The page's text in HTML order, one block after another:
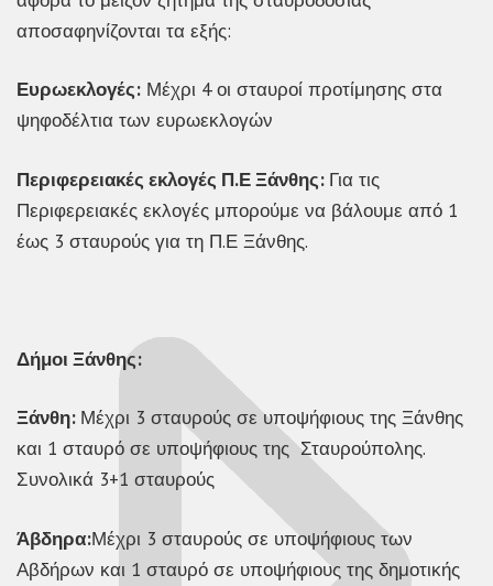
αποσαφηνίζονται τα εξής:
Ευρωεκλογές: Μέχρι 4 οι σταυροί προτίμησης στα
ψηφοδέλτια των ευρωεκλογών
Περιφερειακές εκλογές Π.Ε Ξάνθης: Για τις
Περιφερειακές εκλογές μπορούμε να βάλουμε από 1
έως 3 σταυρούς για τη Π.Ε Ξάνθης.
Δήμοι Ξάνθης:
Ξάνθη: Μέχρι 3 σταυρούς σε υποψήφιους της Ξάνθης
και 1 σταυρό σε υποψήφιους της Σταυρούπολης.
Συνολικά 3+1 σταυρούς
Άβδηρα:Μέχρι 3 σταυρούς σε υποψήφιους των
Αβδήρων και 1 σταυρό σε υποψήφιους της δημοτικής